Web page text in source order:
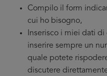
Compilo il form
cui ho bisogno,
Inserisco i miei dati
inserire sempre un
quale potete
discutere